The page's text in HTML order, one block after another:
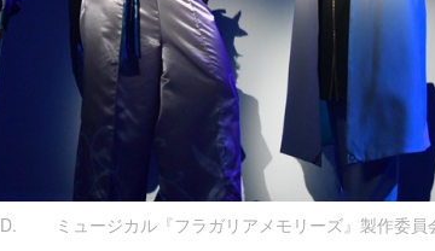
ミュージカル『フラガリアメモリーズ』製作委員